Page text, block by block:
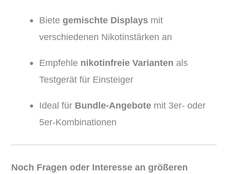
Bietegemischte Displays mit
verschiedenen Nikotinstärken an
Empfehle nikotinfreie Varianten als
Testgerät für Einsteiger
Ideal für Bundle-Angebote mit 3er- oder
5er-Kombinationen
Noch Fragen oder Interesse an größeren